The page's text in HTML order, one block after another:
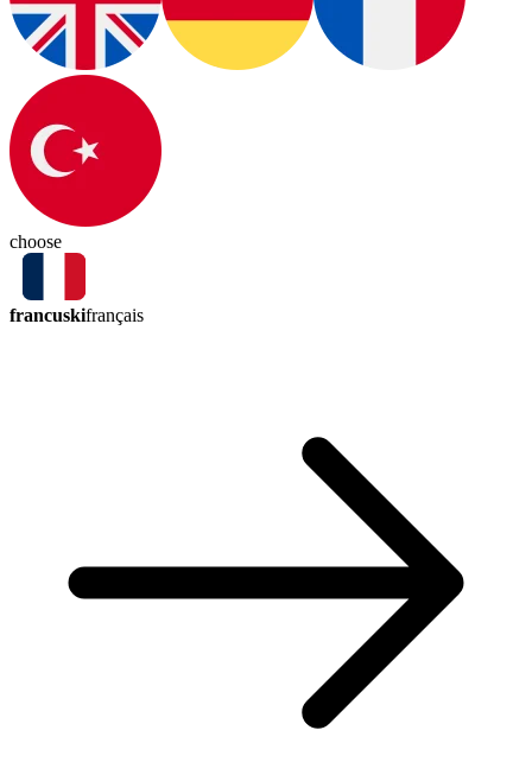
choose
francuskifrançais